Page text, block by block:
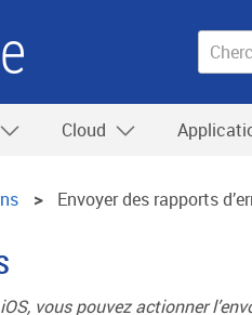
Cloud
Envoyer des rapports
vous pouvez actionner